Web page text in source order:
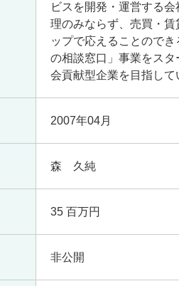
ビスを開発・運営する
理のみならず、売買・
ップで応えることので
の相談窓口」事業をス
会貢献型企業を目指して
2007年04月
森　久純
35 百万円
非公開